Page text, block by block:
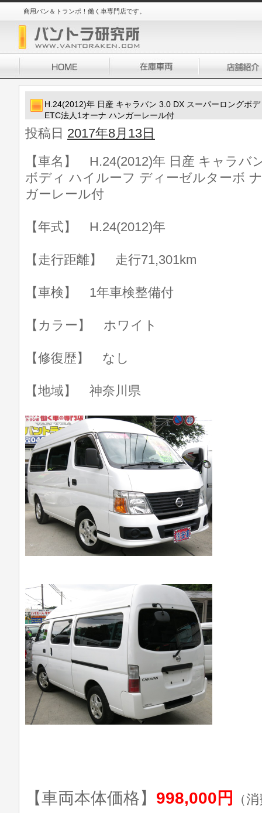
商用バン＆トランポ！働く車専門店です。
H.24(2012)年 日産 キャラバン 3.0 DX スーパーロングボ
ETC法人1オーナ ハンガーレール付
投稿日 2017年8月13日
【車名】 H.24(2012)年 日産 キャラバ
ボディ ハイルーフ ディーゼルターボ
ガーレール付
【年式】 H.24(2012)年
【走行距離】 走行71,301km
【車検】 1年車検整備付
【カラー】 ホワイト
【修復歴】 なし
【地域】 神奈川県
【車両本体価格】 998,000円 （